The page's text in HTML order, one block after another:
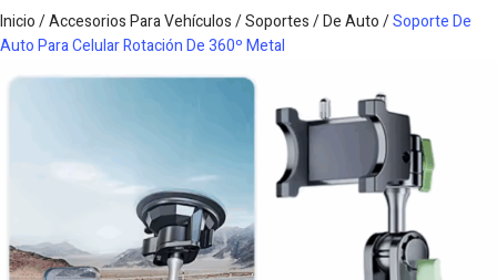
Inicio/Accesorios Para Vehículos/Soportes/De Auto/Soporte De
Auto Para Celular Rotación De 360º Metal